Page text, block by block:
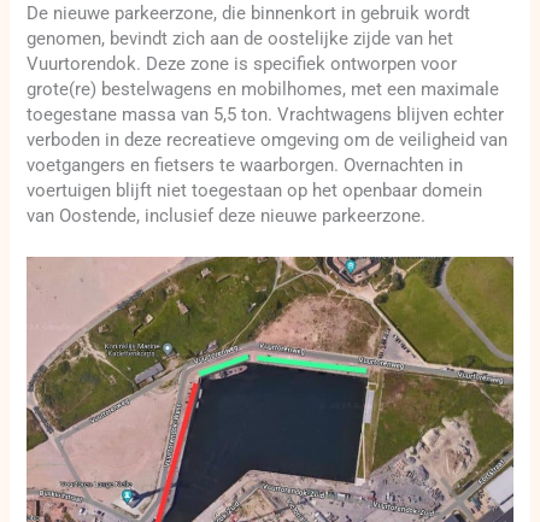
De nieuwe parkeerzone, die binnenkort in gebruik wordt
genomen, bevindt zich aan de oostelijke zijde van het
Vuurtorendok. Deze zone is specifiek ontworpen voor
grote(re) bestelwagens en mobilhomes, met een maximale
toegestane massa van 5,5 ton. Vrachtwagens blijven echter
verboden in deze recreatieve omgeving om de veiligheid van
voetgangers en fietsers te waarborgen. Overnachten in
voertuigen blijft niet toegestaan op het openbaar domein
van Oostende, inclusief deze nieuwe parkeerzone.